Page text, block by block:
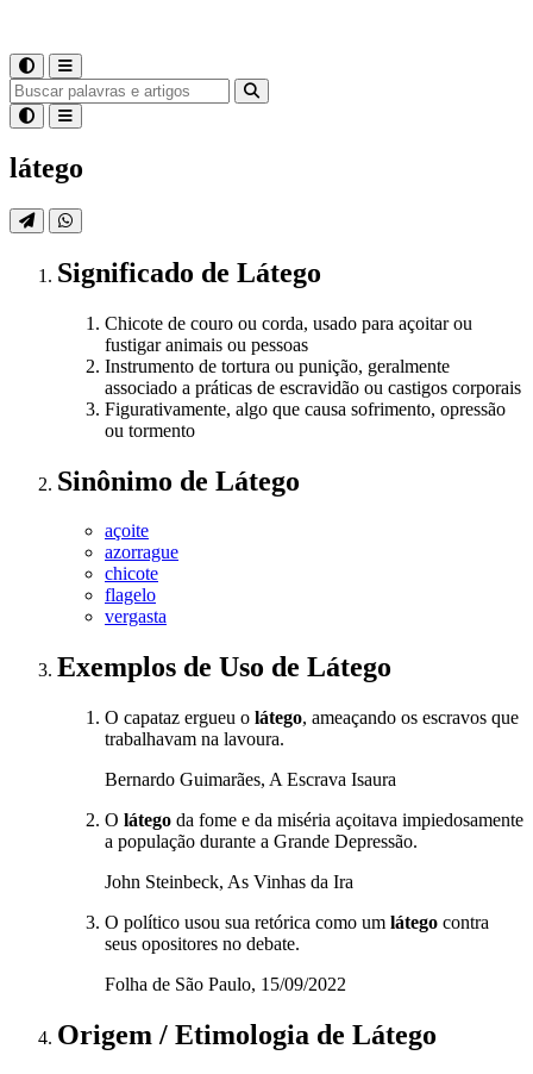
látego
Significado de Látego
Chicote de couro ou corda, usado para açoitar ou
fustigar animais ou pessoas
Instrumento de tortura ou punição, geralmente
associado a práticas de escravidão ou castigos corporais
Figurativamente, algo que causa sofrimento, opressão
ou tormento
Sinônimo de Látego
açoite
azorrague
chicote
flagelo
vergasta
Exemplos de Uso de Látego
O capataz ergueu o látego, ameaçando os escravos que
trabalhavam na lavoura.
Bernardo Guimarães, A Escrava Isaura
O látego da fome e da miséria açoitava impiedosamente
a população durante a Grande Depressão.
John Steinbeck, As Vinhas da Ira
O político usou sua retórica como um látego contra
seus opositores no debate.
Folha de São Paulo, 15/09/2022
Origem / Etimologia de Látego